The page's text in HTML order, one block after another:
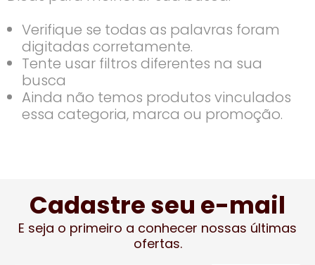
Verifique se todas as palavras foram
digitadas corretamente.
Tente usar filtros diferentes na sua
busca
Ainda não temos produtos vinculados
essa categoria, marca ou promoção.
Cadastre seu e-mail
E seja o primeiro a conhecer nossas últimas
ofertas.